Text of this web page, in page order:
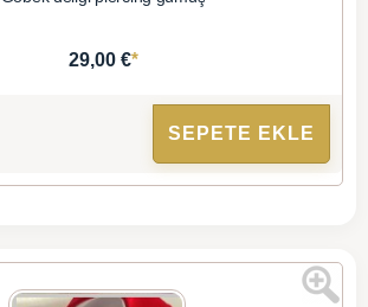
29,00 €*
SEPETE EKLE